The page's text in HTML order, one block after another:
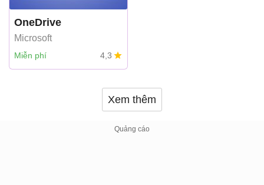
OneDrive
Microsoft
Miễn phí 4,3
Xem thêm